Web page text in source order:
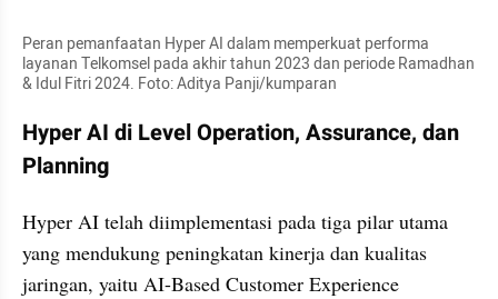
Peran pemanfaatan Hyper AI dalam memperkuat performa
layanan Telkomsel pada akhir tahun 2023 dan periode Ramadhan
& Idul Fitri 2024. Foto: Aditya Panji/kumparan
Hyper AI di Level Operation, Assurance, dan
Planning
Hyper AI telah diimplementasi pada tiga pilar utama
yang mendukung peningkatan kinerja dan kualitas
jaringan, yaitu AI-Based Customer Experience